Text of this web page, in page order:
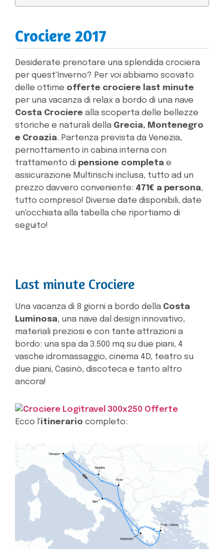
Crociere 2017
Desiderate prenotare una splendida crociera
per quest'Inverno? Per voi abbiamo scovato
delle ottime offerte crociere last minute
per una vacanza di relax a bordo di una nave
Costa Crociere alla scoperta delle bellezze
storiche e naturali della Grecia, Montenegro
e Croazia. Partenza prevista da Venezia,
pernottamento in cabina interna con
trattamento di pensione completa e
assicurazione Multirischi inclusa, tutto ad un
prezzo davvero conveniente: 471€ a persona,
tutto compreso! Diverse date disponibili, date
un'occhiata alla tabella che riportiamo di
seguito!
Last minute Crociere
Una vacanza di 8 giorni a bordo della Costa
Luminosa, una nave dal design innovativo,
materiali preziosi e con tante attrazioni a
bordo: una spa da 3.500 mq su due piani, 4
vasche idromassaggio, cinema 4D, teatro su
due piani, Casinò, discoteca e tanto altro
ancora!
Ecco l'itinerario completo: